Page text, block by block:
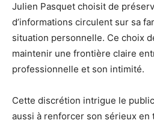
Julien Pasquet choisit de
d’informations circulent sur sa
situation personnelle. Ce choix
maintenir une frontière claire
professionnelle et son intimité.
Cette discrétion intrigue le
aussi à renforcer son sérieux en